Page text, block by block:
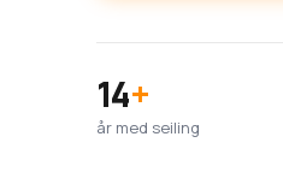
14+
år med seiling